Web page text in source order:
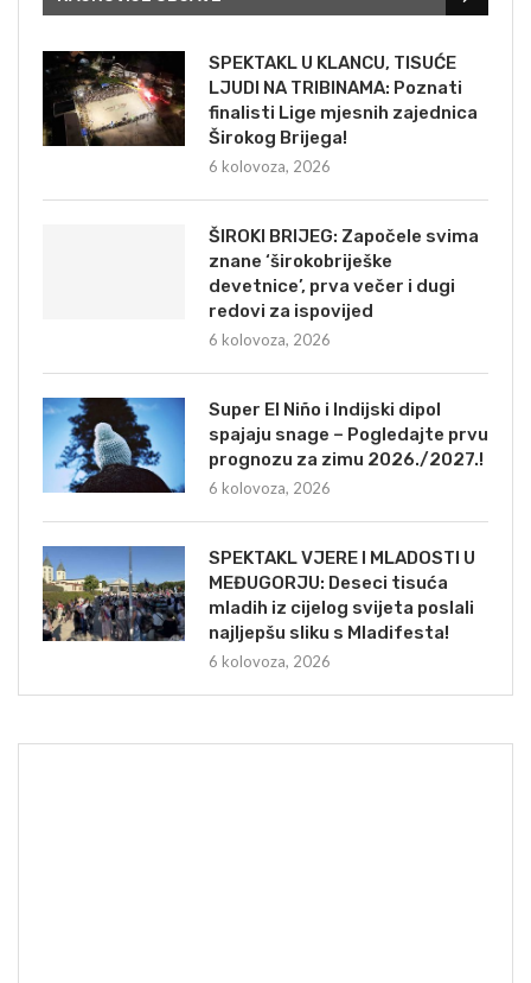
SPEKTAKL U KLANCU, TISUĆE
LJUDI NA TRIBINAMA: Poznati
finalisti Lige mjesnih zajednica
Širokog Brijega!
6 kolovoza, 2026
ŠIROKI BRIJEG: Započele svima
znane ‘širokobriješke
devetnice’, prva večer i dugi
redovi za ispovijed
6 kolovoza, 2026
Super El Niño i Indijski dipol
spajaju snage – Pogledajte prvu
prognozu za zimu 2026./2027.!
6 kolovoza, 2026
SPEKTAKL VJERE I MLADOSTI U
MEĐUGORJU: Deseci tisuća
mladih iz cijelog svijeta poslali
najljepšu sliku s Mladifesta!
6 kolovoza, 2026